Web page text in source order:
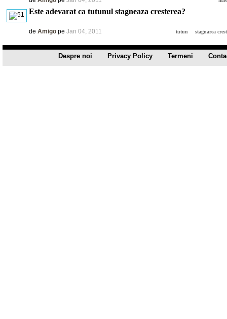
Este adevarat ca tutunul stagneaza cresterea?
de Amigo pe Jan 04, 2011 tutun stagnarea
Despre noi Privacy Policy Termeni